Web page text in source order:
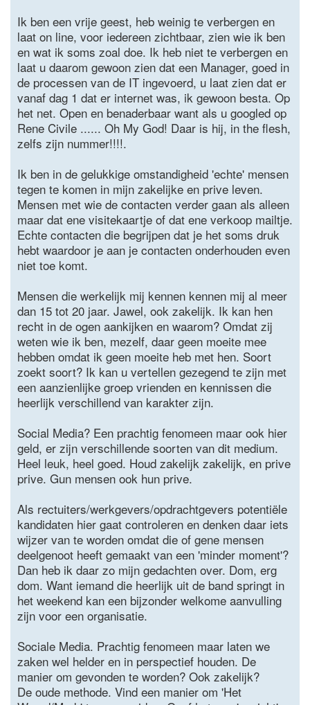
Ik ben een vrije geest, heb weinig te verbergen en
laat on line, voor iedereen zichtbaar, zien wie ik ben
en wat ik soms zoal doe. Ik heb niet te verbergen en
laat u daarom gewoon zien dat een Manager, goed in
de processen van de IT ingevoerd, u laat zien dat er
vanaf dag 1 dat er internet was, ik gewoon besta. Op
het net. Open en benaderbaar want als u googled op
Rene Civile ...... Oh My God! Daar is hij, in the flesh,
zelfs zijn nummer!!!!.
Ik ben in de gelukkige omstandigheid 'echte' mensen
tegen te komen in mijn zakelijke en prive leven.
Mensen met wie de contacten verder gaan als alleen
maar dat ene visitekaartje of dat ene verkoop mailtje.
Echte contacten die begrijpen dat je het soms druk
hebt waardoor je aan je contacten onderhouden even
niet toe komt.
Mensen die werkelijk mij kennen kennen mij al meer
dan 15 tot 20 jaar. Jawel, ook zakelijk. Ik kan hen
recht in de ogen aankijken en waarom? Omdat zij
weten wie ik ben, mezelf, daar geen moeite mee
hebben omdat ik geen moeite heb met hen. Soort
zoekt soort? Ik kan u vertellen gezegend te zijn met
een aanzienlijke groep vrienden en kennissen die
heerlijk verschillend van karakter zijn.
Social Media? Een prachtig fenomeen maar ook hier
geld, er zijn verschillende soorten van dit medium.
Heel leuk, heel goed. Houd zakelijk zakelijk, en prive
prive. Gun mensen ook hun prive.
Als rectuiters/werkgevers/opdrachtgevers potentiële
kandidaten hier gaat controleren en denken daar iets
wijzer van te worden omdat die of gene mensen
deelgenoot heeft gemaakt van een 'minder moment'?
Dan heb ik daar zo mijn gedachten over. Dom, erg
dom. Want iemand die heerlijk uit de band springt in
het weekend kan een bijzonder welkome aanvulling
zijn voor een organisatie.
Sociale Media. Prachtig fenomeen maar laten we
zaken wel helder en in perspectief houden. De
manier om gevonden te worden? Ook zakelijk?
De oude methode. Vind een manier om 'Het